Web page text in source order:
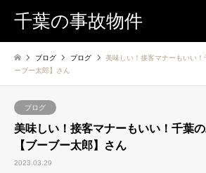
千葉の事故物件
ブログ ブログ
美味しい！接客マナーもいい
ーブー太郎】さん
ブログ
美味しい！接客マナーもいい！千葉
【ブーブー太郎】さん
2023.03.29